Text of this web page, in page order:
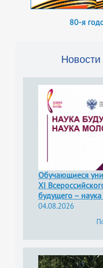
80-я
Новости
Обучающиеся
XI
будущего –
04.08.2026